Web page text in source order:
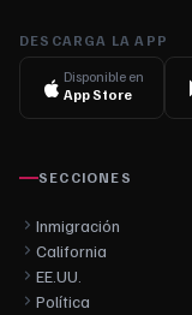
DESCARGA LA APP
Disponible en
App Store
SECCIONES
Inmigración
California
EE.UU.
Política